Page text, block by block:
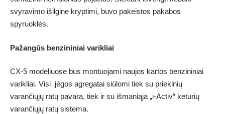
svyravimo išilgine kryptimi, buvo pakeistos pakabos
spyruoklės.
Pažangūs benzininiai varikliai
CX-5 modeliuose bus montuojami naujos kartos benzininiai
varikliai. Visi jėgos agregatai siūlomi tiek su priekinių
varančiųjų ratų pavara, tiek ir su išmaniąja „i-Activ“ keturių
varančiųjų ratų sistema.